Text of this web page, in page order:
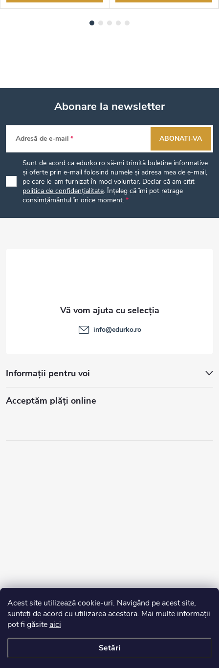
Acest site utilizează cookie-uri. Navigând pe acest site,
sunteți de acord cu utilizarea acestora. Mai multe informații
pot fi găsite aici
Setări
S
u
b
o
Abonare la newsletter
Adresă de e-mail
Sunt de acord ca edurko.ro să-mi trimită buletine informative
și oferte prin e-mail folosind numele și adresa mea de e-mail,
pe care le-am furnizat în mod voluntar. Declar că am citit
politica de confidențialitate. Înțeleg că îmi pot retrage
consimțământul în orice moment.
ABONATI-VA
Informații pentru voi
Acceptăm plăţi online
info@edurko.ro